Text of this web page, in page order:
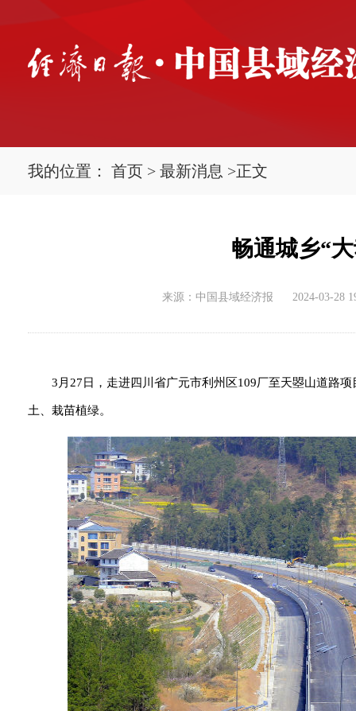
我的位置： 首页 > 最新消息 >正文
畅通城乡“
来源：中国县域经济报 2024-03-28
3月27日，走进四川省广元市利州区109厂至天曌山道路
土、栽苗植绿。